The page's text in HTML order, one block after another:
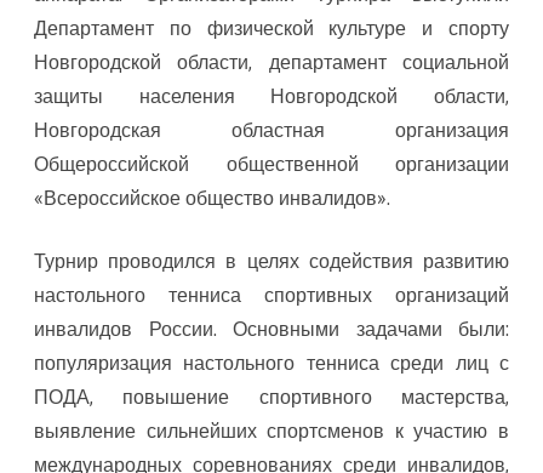
Департамент по физической культуре и спорту
Новгородской области, департамент социальной
защиты населения Новгородской области,
Новгородская областная организация
Общероссийской общественной организации
«Всероссийское общество инвалидов».
Турнир проводился в целях содействия развитию
настольного тенниса спортивных организаций
инвалидов России. Основными задачами были:
популяризация настольного тенниса среди лиц с
ПОДА, повышение спортивного мастерства,
выявление сильнейших спортсменов к участию в
международных соревнованиях среди инвалидов,